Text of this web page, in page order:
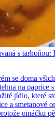
s tarhoňou:
se doma
na paprice
jídlo, které
a smetanové
omáčku